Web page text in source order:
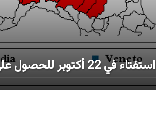
على حكم ذاتي